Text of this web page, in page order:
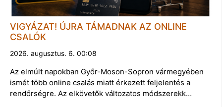
VIGYÁZAT! ÚJRA TÁMADNAK AZ ONLINE
CSALÓK
2026. augusztus. 6. 00:08
Az elmúlt napokban Győr-Moson-Sopron vármegyében
ismét több online csalás miatt érkezett feljelentés a
rendőrségre. Az elkövetők változatos módszerekk…